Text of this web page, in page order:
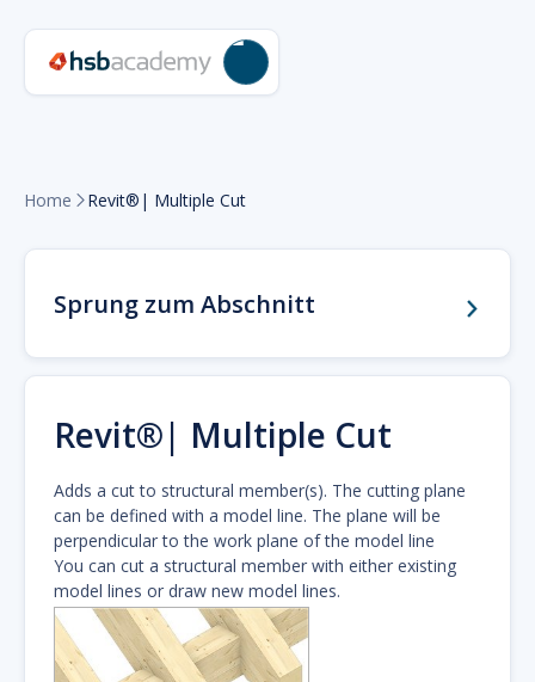
Home  Revit®| Multiple Cut
Sprung zum Abschnitt
Revit®| Multiple Cut
Adds a cut to structural member(s). The cutting plane
can be defined with a model line. The plane will be
perpendicular to the work plane of the model line
You can cut a structural member with either existing
model lines or draw new model lines.